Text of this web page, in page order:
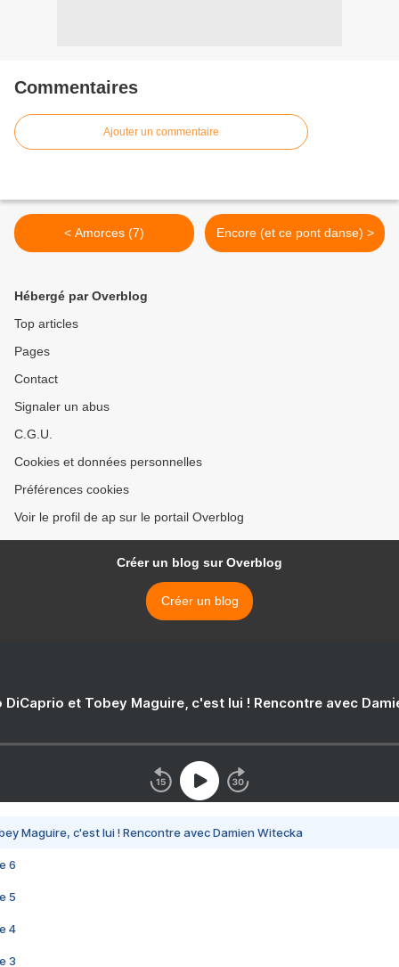
Commentaires
Ajouter un commentaire
< Amorces (7) Encore (et ce pont danse) >
Hébergé par Overblog
Top articles
Pages
Contact
Signaler un abus
C.G.U.
Cookies et données personnelles
Préférences cookies
Voir le profil de ap sur le portail Overblog
Créer un blog sur Overblog
Créer un blog
DiCaprio et Tobey Maguire, c'est lui ! Rencontre avec
Maguire, c'est lui ! Rencontre avec Damien Witecka
6
5
4
3